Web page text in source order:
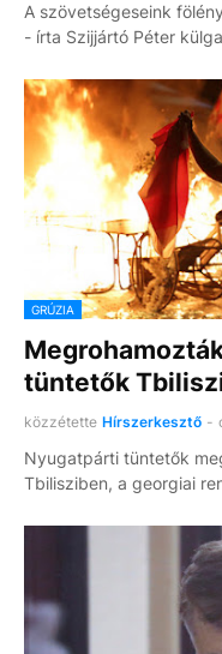
A szövetségeseink
- írta Szijjártó Péter
GRÚZIA
tüntetők
közzétette Hírszerkesztő -
Nyugatpárti tüntetők
Tbilisziben, a georgiai